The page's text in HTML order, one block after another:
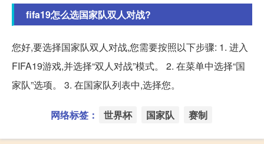
fifa19怎么选国家队双人对战?
您好,要选择国家队双人对战,您需要按照以下步骤: 1. 进入
FIFA19游戏,并选择“双人对战”模式。 2. 在菜单中选择“国
家队”选项。 3. 在国家队列表中,选择您。
网络标签： 世界杯 国家队 赛制